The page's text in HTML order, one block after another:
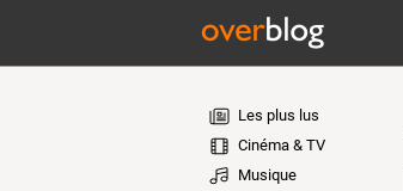
Les plus lus
Cinéma & TV
Musique